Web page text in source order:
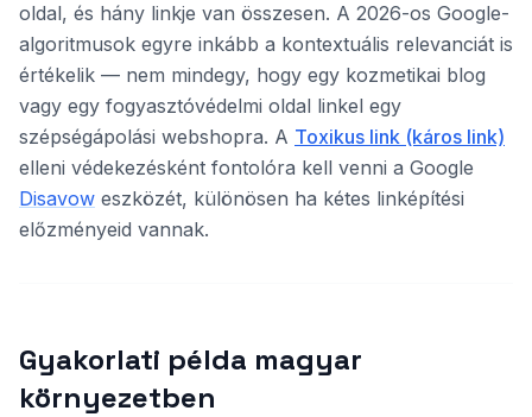
oldal, és hány linkje van összesen. A 2026-os Google-
algoritmusok egyre inkább a kontextuális relevanciát is
értékelik — nem mindegy, hogy egy kozmetikai blog
vagy egy fogyasztóvédelmi oldal linkel egy
szépségápolási webshopra. A Toxikus link (káros link)
elleni védekezésként fontolóra kell venni a Google
Disavow eszközét, különösen ha kétes linképítési
előzményeid vannak.
Gyakorlati példa magyar
környezetben